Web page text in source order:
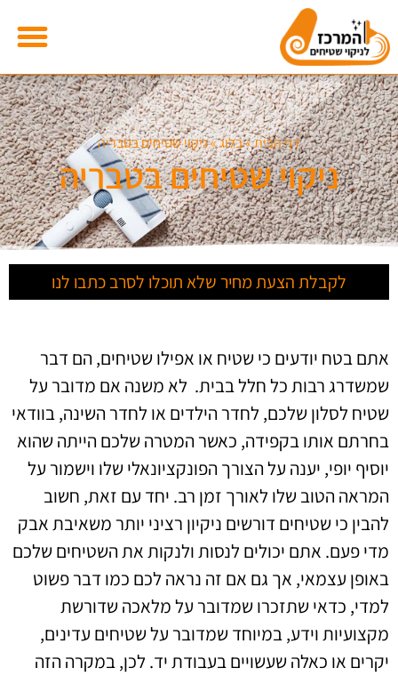
דף הבית»בלוג»ניקוי שטיחים בטבריה
ניקוי שטיחים בטבריה
לקבלת הצעת מחיר שלא תוכלו לסרב כתבו לנו
אתם בטח יודעים כי שטיח או אפילו שטיחים, הם דבר
שמשדרג רבות כל חלל בבית. לא משנה אם מדובר על
שטיח לסלון שלכם, לחדר הילדים או לחדר השינה, בוודאי
בחרתם אותו בקפידה, כאשר המטרה שלכם הייתה שהוא
יוסיף יופי, יענה על הצורך הפונקציונאלי שלו וישמור על
המראה הטוב שלו לאורך זמן רב. יחד עם זאת, חשוב
להבין כי שטיחים דורשים ניקיון רציני יותר משאיבת אבק
מדי פעם. אתם יכולים לנסות ולנקות את השטיחים שלכם
באופן עצמאי, אך גם אם זה נראה לכם כמו דבר פשוט
למדי, כדאי שתזכרו שמדובר על מלאכה שדורשת
מקצועיות וידע, במיוחד שמדובר על שטיחים עדינים,
יקרים או כאלה שעשויים בעבודת יד. לכן, במקרה הזה